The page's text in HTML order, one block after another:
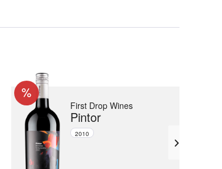
First Drop Wines
Pintor
2010